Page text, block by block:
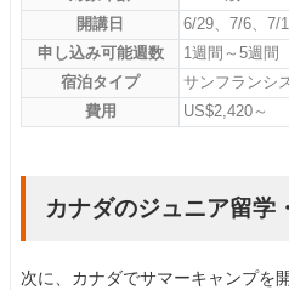
開講日
6/29、7/6、7/
申し込み可能週数
1週間～5週間
宿泊タイプ
サンフランシ
費用
US$2,420～
カナダのジュニア留学
次に、カナダでサマーキャンプを